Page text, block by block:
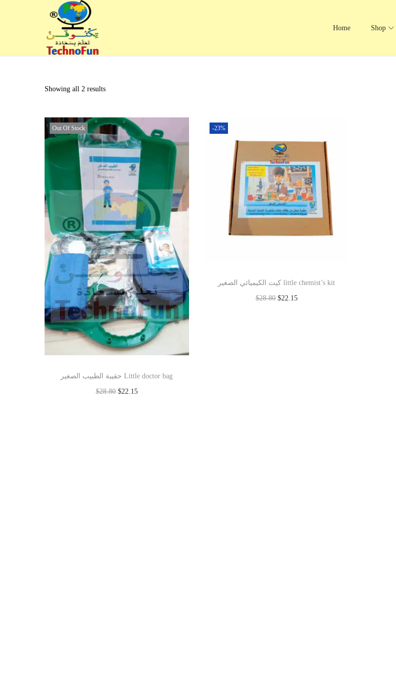
Home Shop
Showing all 2 results
Out Of Stock
حقيبة الطبيب الصغير Little doctor bag
$28.80 $22.15
-23%
كيت الكيميائي الصغير little chemist’s kit
$28.80 $22.15